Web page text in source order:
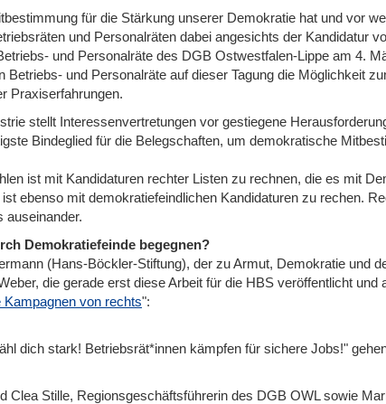
für die Stärkung unserer Demokratie hat und vor
und Personalräten dabei angesichts der Kandidatur
und Personalräte des DGB Ostwestfalen-Lippe am 4.
Betriebs- und Personalräte auf dieser Tagung die Möglichkeit
Praxiserfahrungen.
stellt Interessenvertretungen vor gestiegene
Bindeglied für die Belegschaften, um demokratische
ist mit Kandidaturen rechter Listen zu rechnen, die es mit
ebenso mit demokratiefeindlichen Kandidaturen zu rechen.
auseinander.
Demokratiefeinde begegnen?
(Hans-Böckler-Stiftung), der zu Armut, Demokratie und
die gerade erst diese Arbeit für die HBS veröffentlicht und
von rechts":
dich stark! Betriebsrät*innen kämpfen für sichere Jobs!"
Clea Stille, Regionsgeschäftsführerin des DGB OWL sowie